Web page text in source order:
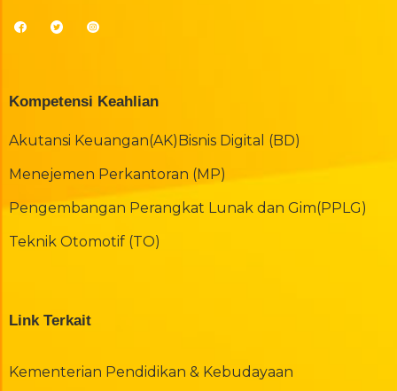
Kompetensi Keahlian
Akutansi Keuangan(AK)Bisnis Digital (BD)
Menejemen Perkantoran (MP)
Pengembangan Perangkat Lunak dan Gim(PPLG)
Teknik Otomotif (TO)
Link Terkait
Kementerian Pendidikan & Kebudayaan